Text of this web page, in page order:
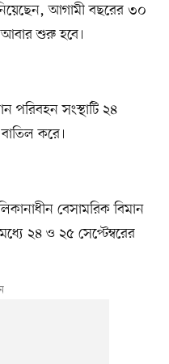
আগামী বছরের ৩০
আবার শুরু হবে।
পরিবহন সংস্থাটি ২৪
করে।
বেসামরিক বিমান
২৪ ও ২৫ সেপ্টেম্বরের